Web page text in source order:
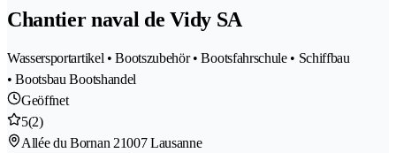
Chantier naval de Vidy SA
Wassersportartikel • Bootszubehör • Bootsfahrschule • Schiffbau
• Bootsbau Bootshandel
Geöffnet
5(2)
Allée du Bornan 21007 Lausanne